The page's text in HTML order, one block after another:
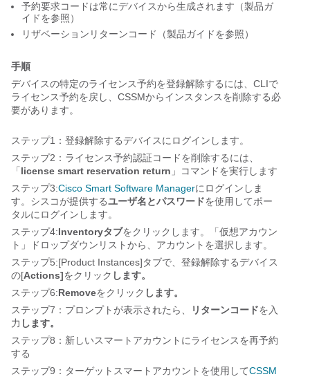
予約要求コードは常にデバイスから生成されます（製品ガ
イドを参照）
リザベーションリターンコード（製品ガイドを参照）
手順
デバイスの特定のライセンス予約を登録解除するには、CLIで
ライセンス予約を戻し、CSSMからインスタンスを削除する必
要があります。
ステップ1：登録解除するデバイスにログインします。
ステップ2：ライセンス予約認証コードを削除するには、
「 license smart reservation return 」コマンドを実行します
ステップ3:Cisco Smart Software Managerにログインしま
す。 シスコが提供するユーザ名とパスワードを使用してポー
タルにログインします。
ステップ4:Inventoryタブをクリックします。
「仮想アカウン
ト」ドロップダウンリストから、アカウントを選択します。
ステップ5:[Product Instances]タブで、登録解除するデバイス
の[Actions]をクリック します。
ステップ6:Removeをクリック します。
ステップ7：プロンプトが表示されたら、
リターンコードを入
力 します。
ステップ8：新しいスマートアカウントにライセンスを再予約
する
ステップ9：ターゲットスマートアカウントを使用してCSSM